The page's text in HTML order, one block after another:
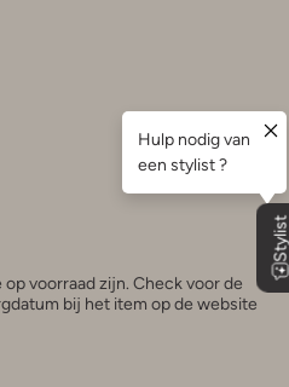
voorraad zijn. Check voor de
bij het item op de website